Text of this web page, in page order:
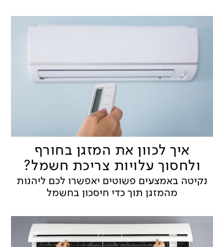
איך לכוון את המזגן בחורף
ולחסוך עלויות צריכת חשמל?
נקיטה באמצעים פשוטים יאפשרו לכם ליהנות
מהמזגן תוך כדי חיסכון בחשמל